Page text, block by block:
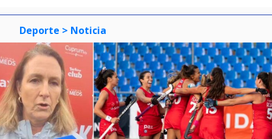
Deporte > Noticia